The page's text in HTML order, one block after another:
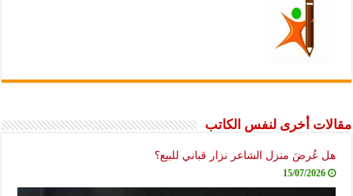
مقالات أخرى لنفس الكاتب
هل عُرضَ منزل الشاعر نزار قباني للبيع؟
15/07/2026